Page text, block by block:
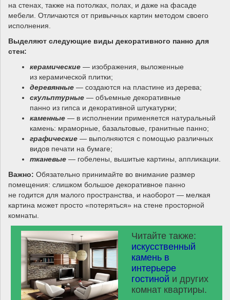
на стенах, также на потолках, полах, и даже на фасаде
мебели. Отличаются от привычных картин методом своего
исполнения.
Выделяют следующие виды декоративного панно для
стен:
керамические — изображения, выложенные
из керамической плитки;
деревянные — создаются на пластине из дерева;
скульптурные — объемные декоративные
панно из гипса и декоративной штукатурки;
каменные — в исполнении применяется натуральный
камень: мраморные, базальтовые, гранитные панно;
графические — выполняются с помощью различных
видов печати на бумаге;
тканевые — гобелены, вышитые картины, аппликации.
Важно: Обязательно принимайте во внимание размер
помещения: слишком большое декоративное панно
не годится для малого пространства, и наоборот — мелкая
картина может просто «потеряться» на стене просторной
комнаты.
Читайте также:
искусственный
камень в
интерьере
гостиной и других
комнат квартиры.